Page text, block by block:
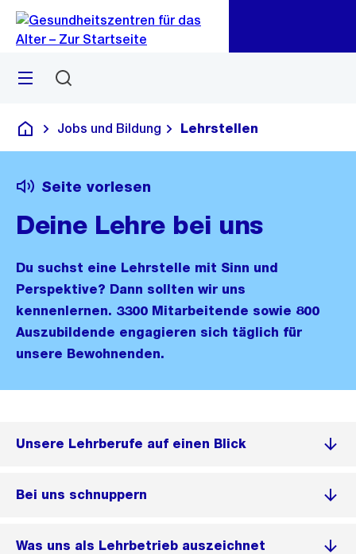
Navigation
Sprunglink
Menü
Gesundheitszentren für das Alter
Jobs und Bildung Lehrstellen
Seite vorlesen
Deine Lehre bei uns
Du suchst eine Lehrstelle mit Sinn und
Perspektive? Dann sollten wir uns
kennenlernen. 3300 Mitarbeitende sowie 800
Auszubildende engagieren sich täglich für
unsere Bewohnenden.
Unsere Lehrberufe auf einen Blick
Bei uns schnuppern
Was uns als Lehrbetrieb auszeichnet